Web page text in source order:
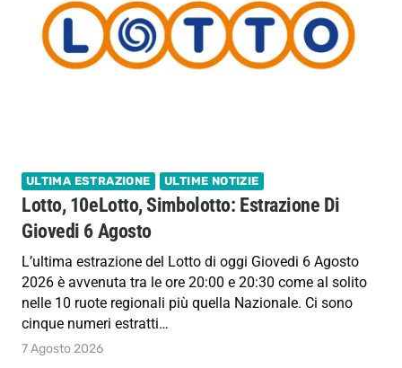
ULTIMA ESTRAZIONE ULTIME NOTIZIE
Lotto, 10eLotto, Simbolotto: Estrazione Di
Giovedi 6 Agosto
L’ultima estrazione del Lotto di oggi Giovedi 6 Agosto
2026 è avvenuta tra le ore 20:00 e 20:30 come al solito
nelle 10 ruote regionali più quella Nazionale. Ci sono
cinque numeri estratti…
7 Agosto 2026